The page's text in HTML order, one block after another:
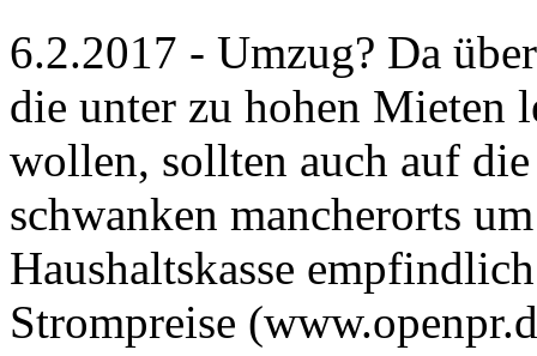
6.2.2017 - Umzug? Da
die unter zu hohen Mieten
wollen, sollten auch auf
schwanken mancherorts
Haushaltskasse
Strompreise